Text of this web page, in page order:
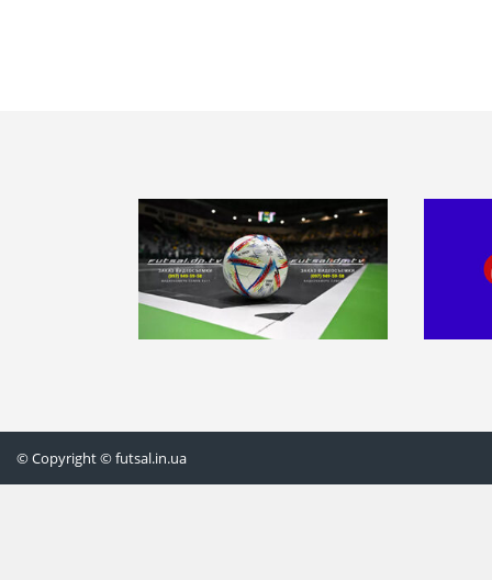
© Copyright © futsal.in.ua